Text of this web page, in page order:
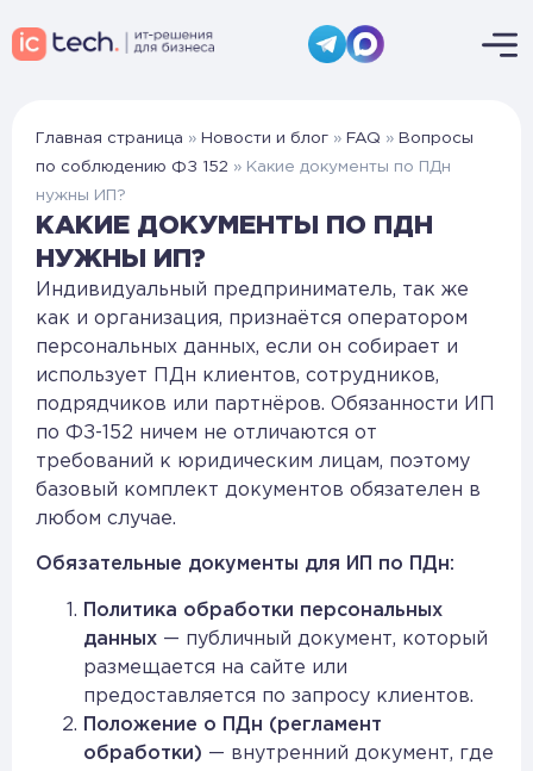
Главная страница » Новости и блог » FAQ » Вопросы
по соблюдению ФЗ 152 » Какие документы по ПДн
нужны ИП?
КАКИЕ ДОКУМЕНТЫ ПО ПДН
НУЖНЫ ИП?
Индивидуальный предприниматель, так же
как и организация, признаётся оператором
персональных данных, если он собирает и
использует ПДн клиентов, сотрудников,
подрядчиков или партнёров. Обязанности ИП
по ФЗ-152 ничем не отличаются от
требований к юридическим лицам, поэтому
базовый комплект документов обязателен в
любом случае.
Обязательные документы для ИП по ПДн:
Политика обработки персональных
данных — публичный документ, который
размещается на сайте или
предоставляется по запросу клиентов.
Положение о ПДн (регламент
обработки) — внутренний документ, где